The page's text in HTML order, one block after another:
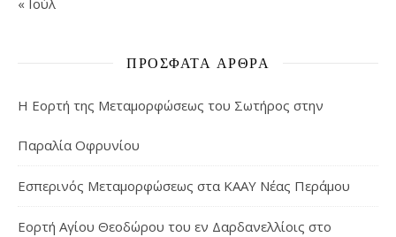
« Ιούλ
ΠΡΌΣΦΑΤΑ ΆΡΘΡΑ
Η Εορτή της Μεταμορφώσεως του Σωτήρος στην
Παραλία Οφρυνίου
Εσπερινός Μεταμορφώσεως στα ΚΑΑΥ Νέας Περάμου
Εορτή Αγίου Θεοδώρου του εν Δαρδανελλίοις στο